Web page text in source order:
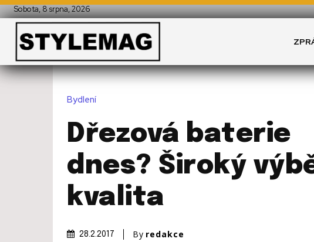
Sobota, 8 srpna, 2026
Bydlení
Dřezová baterie
dnes? Široký
kvalita
28.2.2017 By redakce